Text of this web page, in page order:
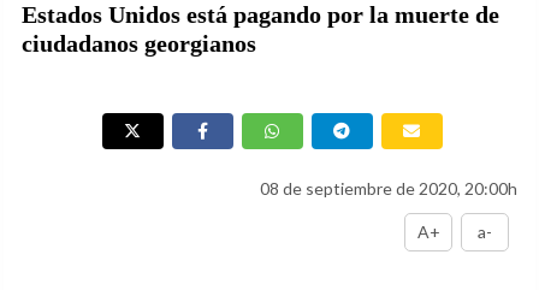
Estados Unidos está pagando por la muerte de
ciudadanos georgianos
08 de septiembre de 2020, 20:00h
A+ a-